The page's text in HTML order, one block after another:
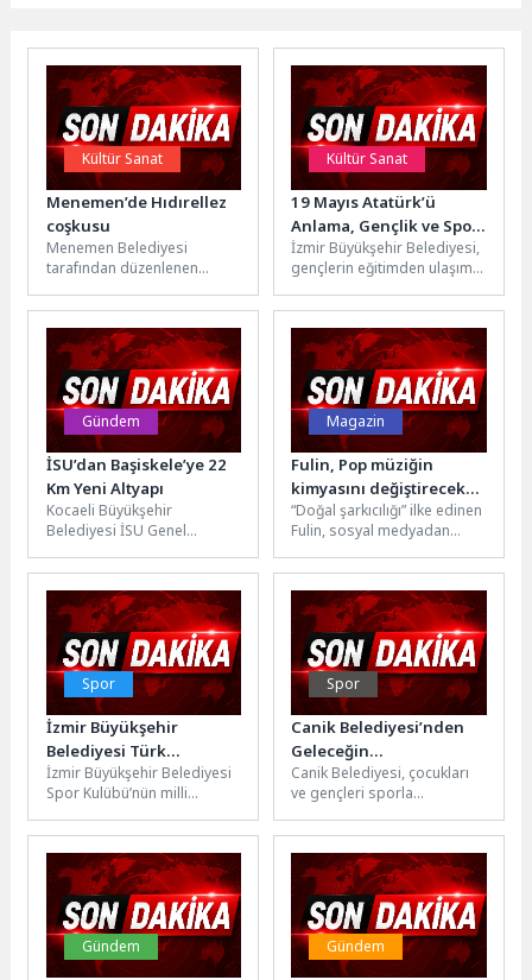
Kültür Sanat
Menemen’de Hıdırellez
coşkusu
Menemen Belediyesi
tarafından düzenlenen
binleri aynı meydanda
buluşturdu. Gün boyunca
süren etkinlikler,...
Kültür Sanat
19 Mayıs Atatürk’ü
Anlama, Gençlik ve Spor
Bayramı
İzmir Büyükşehir Belediyesi,
gençlerin eğitimden ulaşıma,
yaşamın her alanında daha
güçlü yer...
Gündem
İSU’dan Başiskele’ye 22
Km Yeni Altyapı
Kocaeli Büyükşehir
Belediyesi İSU Genel
sürdürdüğü altyapı
yatırımları kapsamında
Başiskele ilçesinde önemli...
Magazin
Fulin, Pop müziğin
kimyasını değiştirecek
şarkı arayışında
“Doğal şarkıcılığı” ilke edinen
Fulin, sosyal medyadan
zeka” temelli bestelerin
yüzüne bile...
Spor
İzmir Büyükşehir
Belediyesi Türk
jimnastiğine yeni
yıldızlar kazandırıyor
İzmir Büyükşehir Belediyesi
Spor Kulübü’nün milli
World Challenge Cup’ta
kazandığı altın madalyayla...
Spor
Canik Belediyesi’nden
Geleceğin
Şampiyonlarına Tam
Destek
Canik Belediyesi, çocukları
ve gençleri sporla
sporcu servisi
uygulamasıyla alkışları
topluyor.Canik Belediyesi,
ilçede...
Gündem Gündem